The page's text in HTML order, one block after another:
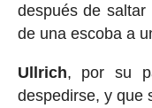
después de
de una escoba a
Ullrich, por su
despedirse, y que